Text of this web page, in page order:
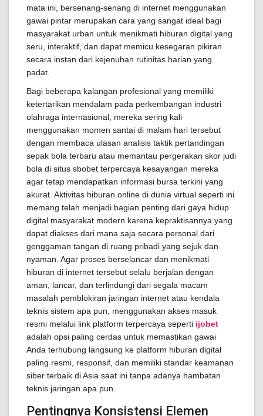
mata ini, bersenang-senang di internet menggunakan
gawai pintar merupakan cara yang sangat ideal bagi
masyarakat urban untuk menikmati hiburan digital yang
seru, interaktif, dan dapat memicu kesegaran pikiran
secara instan dari kejenuhan rutinitas harian yang
padat.
Bagi beberapa kalangan profesional yang memiliki
ketertarikan mendalam pada perkembangan industri
olahraga internasional, mereka sering kali
menggunakan momen santai di malam hari tersebut
dengan membaca ulasan analisis taktik pertandingan
sepak bola terbaru atau memantau pergerakan skor judi
bola di situs sbobet terpercaya kesayangan mereka
agar tetap mendapatkan informasi bursa terkini yang
akurat. Aktivitas hiburan online di dunia virtual seperti ini
memang telah menjadi bagian penting dari gaya hidup
digital masyarakat modern karena kepraktisannya yang
dapat diakses dari mana saja secara personal dari
genggaman tangan di ruang pribadi yang sejuk dan
nyaman. Agar proses berselancar dan menikmati
hiburan di internet tersebut selalu berjalan dengan
aman, lancar, dan terlindungi dari segala macam
masalah pemblokiran jaringan internet atau kendala
teknis sistem apa pun, menggunakan akses masuk
resmi melalui link platform terpercaya seperti ijobet
adalah opsi paling cerdas untuk memastikan gawai
Anda terhubung langsung ke platform hiburan digital
paling resmi, responsif, dan memiliki standar keamanan
siber terbaik di Asia saat ini tanpa adanya hambatan
teknis jaringan apa pun.
Pentingnya Konsistensi Elemen